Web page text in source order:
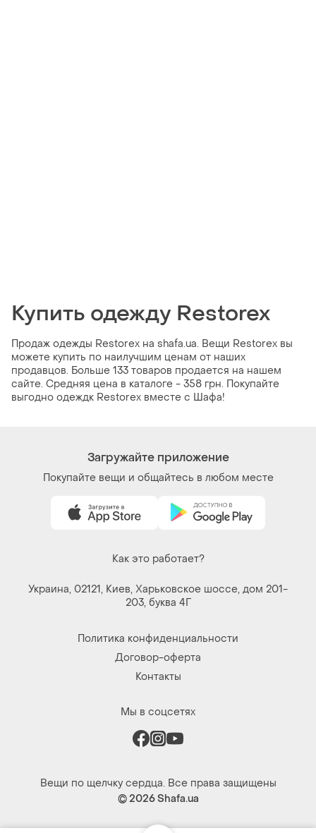
Купить одежду Restorex
Продаж одежды Restorex на shafa.ua. Вещи Restorex вы
можете купить по наилучшим ценам от наших
продавцов. Больше 133 товаров продается на нашем
сайте. Средняя цена в каталоге - 358 грн. Покупайте
выгодно одеждк Restorex вместе с Шафа!
Загружайте приложение
Покупайте вещи и общайтесь в любом месте
Как это работает?
Украина, 02121, Киев, Харьковское шоссе, дом 201-
203, буква 4Г
Политика конфиденциальности
Договор-оферта
Контакты
Мы в соцсетях
Вещи по щелчку сердца. Все права защищены
© 2026Shafa.ua